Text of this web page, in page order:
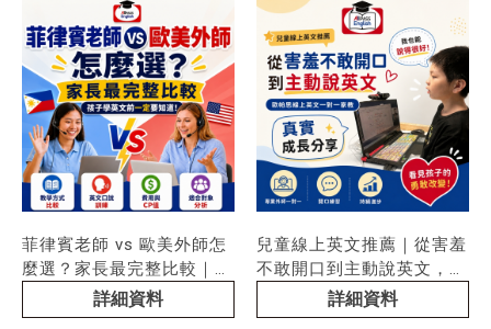
菲律賓老師 vs 歐美外師怎
麼選？家長最完整比較｜孩
子學英文前一定要知道！
詳細資料
兒童線上英文推薦｜從害羞
不敢開口到主動說英文，歐
帕思線上英文一對一家教的
真實成長分享
詳細資料